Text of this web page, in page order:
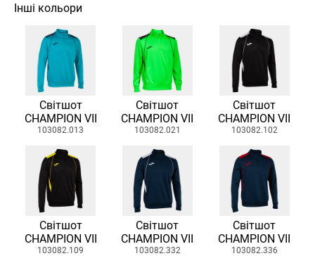
Інші кольори
Світшот
CHAMPION VII
103082.013
Світшот
CHAMPION VII
103082.021
Світшот
CHAMPION VII
103082.102
Світшот
CHAMPION VII
103082.109
Світшот
CHAMPION VII
103082.332
Світшот
CHAMPION VII
103082.336